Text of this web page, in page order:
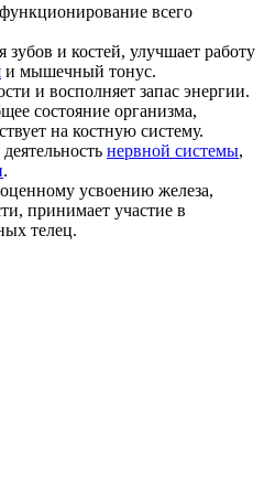
всего
зубов и костей, улучшает работу
и мышечный тонус.
и восполняет запас энергии.
состояние организма,
на костную систему.
нервной системы,
.
усвоению железа,
принимает участие в
телец.